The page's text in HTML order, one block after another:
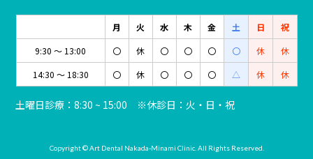
月 火 水 木 金 土 日
祝
9:30 ～ 13:00
〇 休 〇 〇 〇 〇 休
休
14:30 ～ 18:30
〇 休 〇 〇 〇 △ 休 休
土曜日診療：8:30 ~ 15:00 ※休診日：火・日・祝
Copyright © Art Dental Nakada-Minami Clinic. All Rights Reserved.